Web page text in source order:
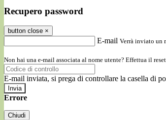
Recupero password
button close ×
E-mail Verrà inviato un
Non hai una e-mail associata al nome utente? Effettua il
E-mail inviata, si prega di controllare la casella di
Errore
Chiudi